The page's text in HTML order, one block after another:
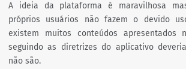
A ideia da plataforma é maravilhosa
próprios usuários não fazem o devido
existem muitos conteúdos apresentados
seguindo as diretrizes do aplicativo
não são.